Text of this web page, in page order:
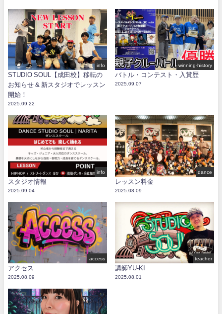
info
STUDIO SOUL【成田校】移転の
お知らせ & 新スタジオでレッスン
開始！
2025.09.22
winning-history
バトル・コンテスト・入賞歴
2025.09.07
info
スタジオ情報
2025.09.04
dance
レッスン料金
2025.08.09
access
アクセス
2025.08.09
teacher
講師YU-KI
2025.08.01